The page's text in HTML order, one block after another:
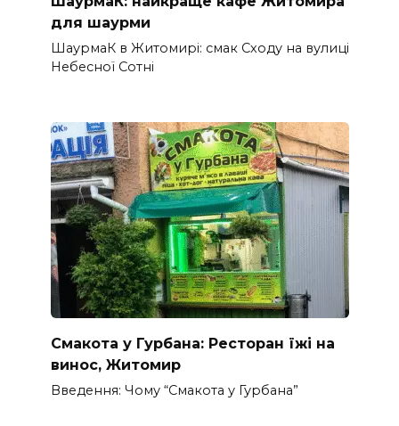
для шаурми
ШаурмаК в Житомирі: смак Сходу на вулиці
Небесної Сотні
Смакота у Гурбана: Ресторан їжі на
винос, Житомир
Введення: Чому “Смакота у Гурбана”